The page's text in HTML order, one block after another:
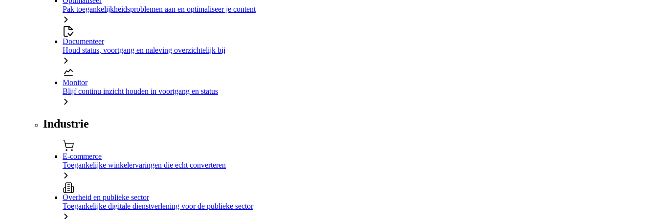
Pak toegankelijkheidsproblemen aan en optimaliseer je content
Documenteer
Houd status, voortgang en naleving overzichtelijk bij
Monitor
Blijf continu inzicht houden in voortgang en status
Industrie
E-commerce
Toegankelijke winkelervaringen die echt converteren
Overheid en publieke sector
Toegankelijke digitale dienstverlening voor de publieke sector